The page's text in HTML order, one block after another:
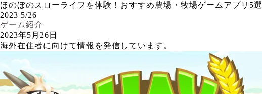
ほのぼのスローライフを体験！おすすめ農場・牧場ゲームアプリ5選
2023 5/26
ゲーム紹介
2023年5月26日
海外在住者に向けて情報を発信しています。